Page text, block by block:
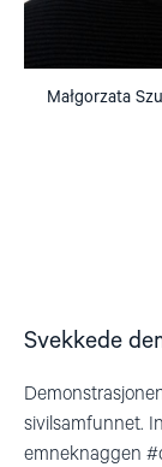
Małgorzata
Svekkede
sivilsamfunnet.
emneknaggen